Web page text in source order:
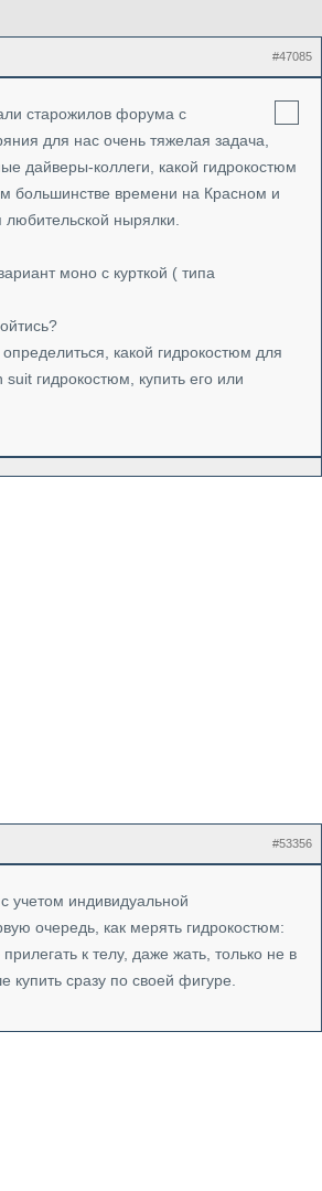
#47085
старожилов форума с
для нас очень тяжелая задача,
дайверы-коллеги, какой гидрокостюм
большинстве времени на Красном и
нырялки.
моно с курткой ( типа
какой гидрокостюм для
гидрокостюм, купить его или
#53356
учетом индивидуальной
очередь, как мерять гидрокостюм:
к телу, даже жать, только не в
сразу по своей фигуре.